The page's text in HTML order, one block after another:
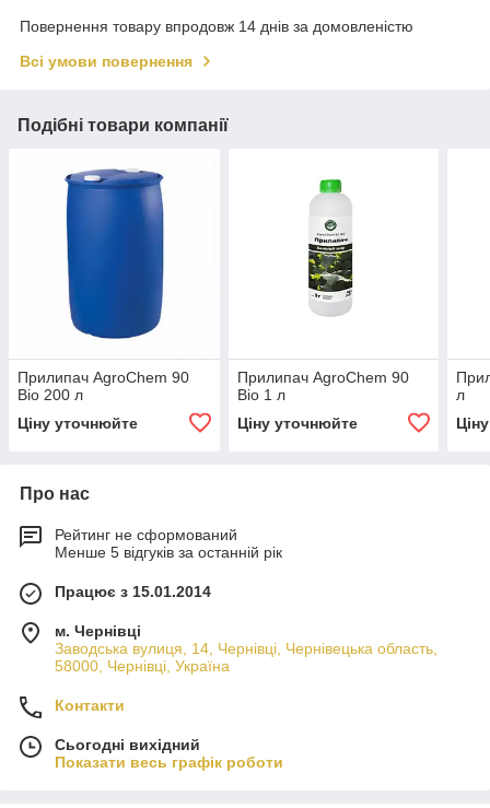
Повернення товару впродовж 14 днів за домовленістю
Всі умови повернення
Подібні товари компанії
Прилипач AgroChem 90
Bio 200 л
Ціну уточнюйте
Прилипач AgroChem 90
Bio 1 л
Ціну уточнюйте
л
Про нас
Рейтинг не сформований
Менше 5 відгуків за останній рік
Працює з 15.01.2014
м. Чернівці
Заводська вулиця, 14, Чернівці, Чернівецька область,
58000, Чернівці, Україна
Контакти
Сьогодні вихідний
Показати весь графік роботи